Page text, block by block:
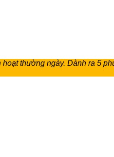
thường ngày. Dành ra 5